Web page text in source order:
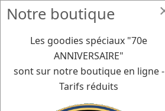
Notre boutique
Les goodies spéciaux "70e
ANNIVERSAIRE"
sont sur notre boutique en ligne -
Tarifs réduits
23- 25 mai 2023 - Cahors -